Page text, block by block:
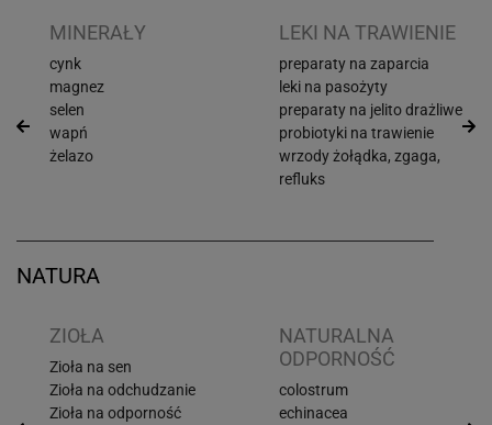
MINERAŁY
cynk
magnez
selen
wapń
żelazo
LEKI NA TRAWIENIE
preparaty na zaparcia
leki na pasożyty
preparaty na jelito drażliwe
probiotyki na trawienie
wrzody żołądka, zgaga,
refluks
NATURA
ZIOŁA
Zioła na sen
Zioła na odchudzanie
Zioła na odporność
NATURALNA
ODPORNOŚĆ
colostrum
echinacea